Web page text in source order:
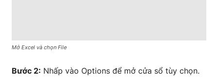
Mở Excel và chọn File
Bước 2: Nhấp vào Options để mở cửa sổ tùy chọn.